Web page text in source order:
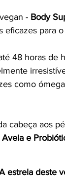
- Body
eficazes para
48 horas de
como
cabeça aos
e
estrela deste